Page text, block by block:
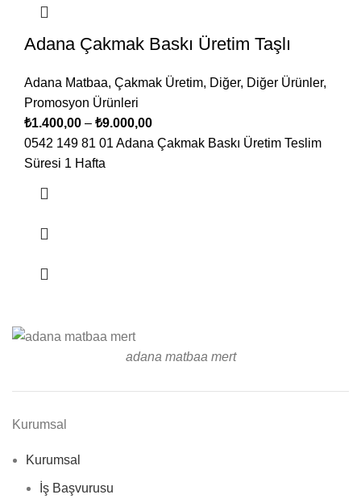
Adana Çakmak Baskı Üretim Taşlı
Adana Matbaa, Çakmak Üretim, Diğer, Diğer Ürünler,
Promosyon Ürünleri
₺1.400,00 – ₺9.000,00
0542 149 81 01 Adana Çakmak Baskı Üretim Teslim
Süresi 1 Hafta
adana matbaa mert
Kurumsal
Kurumsal
İş Başvurusu